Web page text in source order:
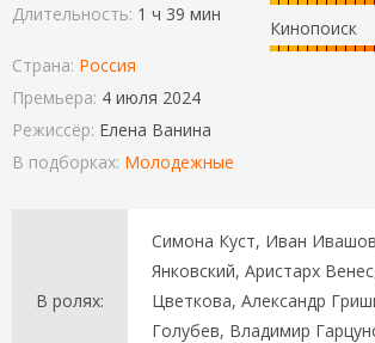
Кинопоиск
Длительность: 1 ч 39 мин
Страна: Россия
Премьера: 4 июля 2024
Режиссёр: Елена Ванина
В подборках: Молодежные
В ролях:
Симона Куст, Иван
Янковский, Аристарх
Цветкова, Александр
Голубев, Владимир